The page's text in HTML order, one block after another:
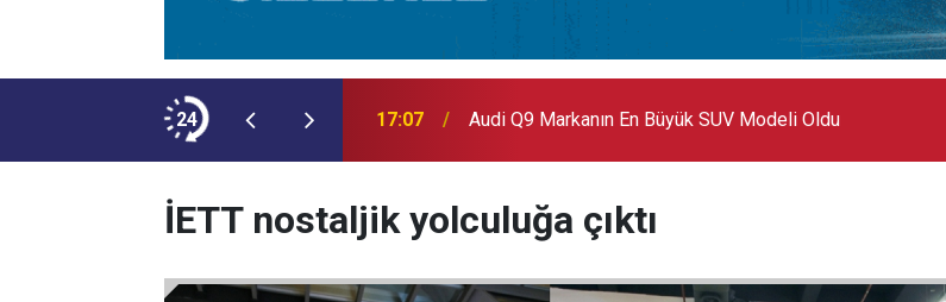
24
NEOPLAN Skyliner Ekledi 17:07 Audi Q9 Markanın En Büyük SUV Modeli Oldu
İETT nostaljik yolculuğa çıktı